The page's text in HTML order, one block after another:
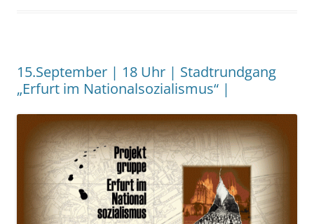
15.September | 18 Uhr | Stadtrundgang
„Erfurt im Nationalsozialismus“ |